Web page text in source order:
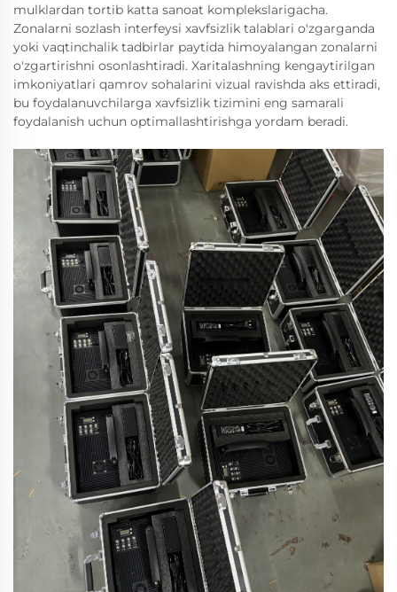
mulklardan tortib katta sanoat komplekslarigacha.
Zonalarni sozlash interfeysi xavfsizlik talablari o'zgarganda
yoki vaqtinchalik tadbirlar paytida himoyalangan zonalarni
o'zgartirishni osonlashtiradi. Xaritalashning kengaytirilgan
imkoniyatlari qamrov sohalarini vizual ravishda aks ettiradi,
bu foydalanuvchilarga xavfsizlik tizimini eng samarali
foydalanish uchun optimallashtirishga yordam beradi.